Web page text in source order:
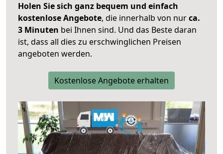
Holen Sie sich ganz bequem und einfach
kostenlose Angebote, die innerhalb von nurca.
3 Minuten bei Ihnen sind. Und das Beste daran
ist, dass all dies zu erschwinglichen Preisen
angeboten werden.
Kostenlose Angebote erhalten